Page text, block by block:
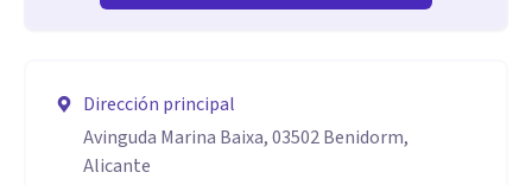
Dirección principal
Avinguda Marina Baixa, 03502 Benidorm,
Alicante